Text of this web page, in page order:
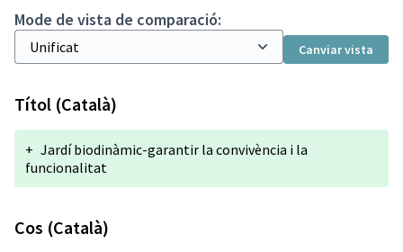
Mode de vista de comparació:
Canviar vista
Títol (Català)
+ Jardí biodinàmic-garantir la convivència i la
funcionalitat
Cos (Català)